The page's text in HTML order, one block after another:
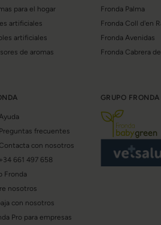
para el hogar
artificiales
artificiales
de aromas
Fronda Palma
Fronda Coll d'en
Fronda Avenidas
Fronda Cabrera
Preguntas frecuentes
Contacta con nosotros
+34 661 497 658
Fronda
nosotros
con nosotros
Pro para empresas
GRUPO FRONDA